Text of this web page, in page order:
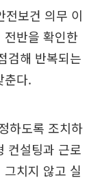
전보건 의무 이
반을 확인한
검해 반복되는
춘다.
하도록 조치하
컨설팅과 근로
치지 않고 실